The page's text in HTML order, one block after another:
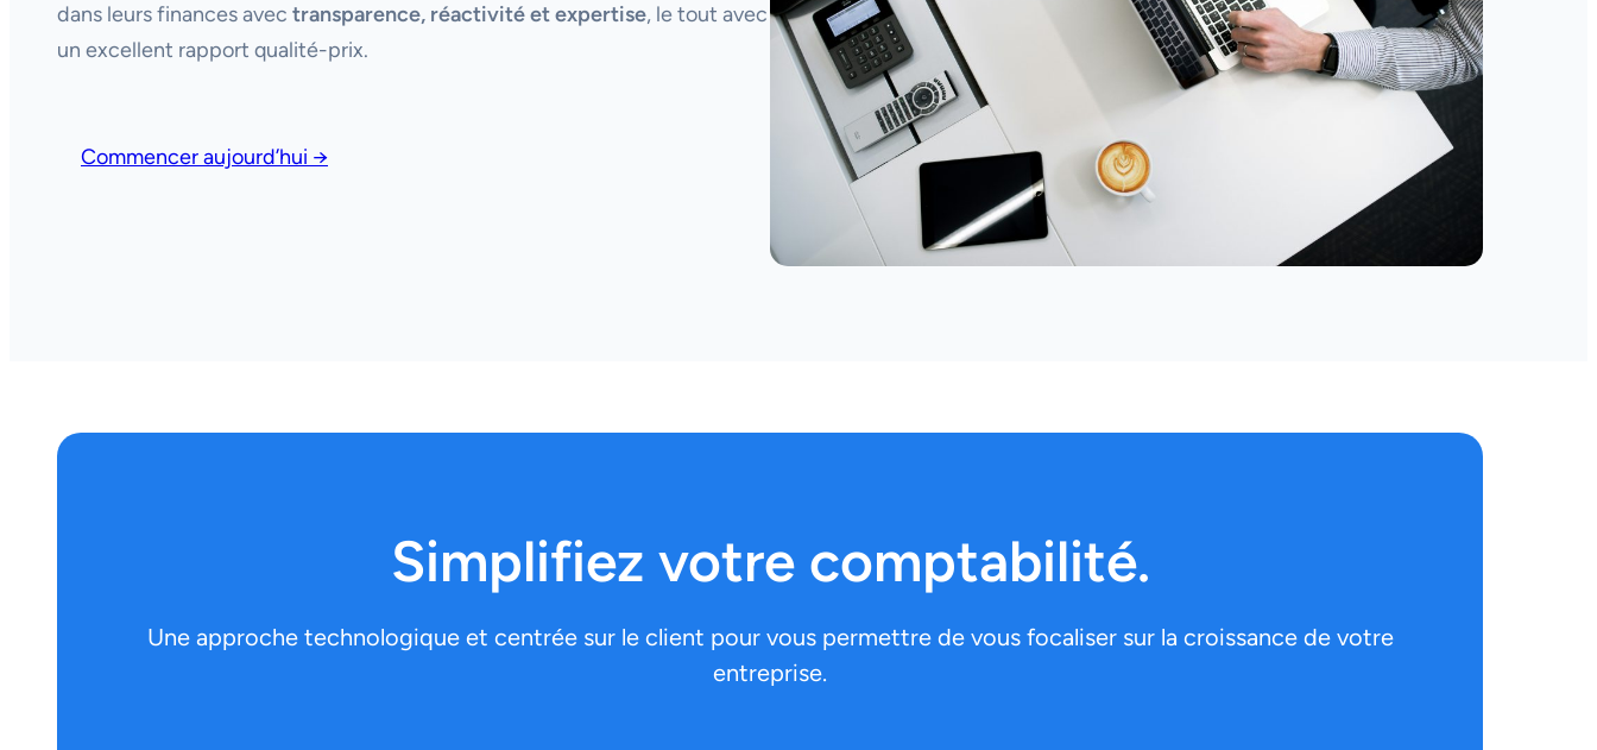
dans leurs finances avec transparence, réactivité et expertise, le tout avec
un excellent rapport qualité-prix.
Commencer aujourd’hui →
Simplifiez votre comptabilité.
Une approche technologique et centrée sur le client pour vous permettre de vous focaliser sur la croissance de votre
entreprise.